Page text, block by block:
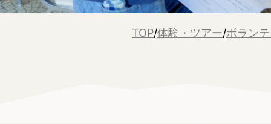
TOP/体験・ツアー/ボラン